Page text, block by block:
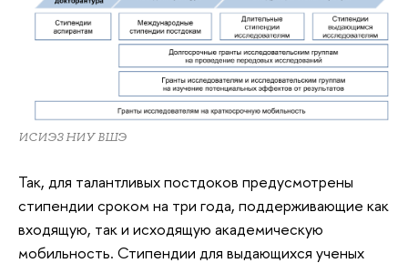
ИСИЭЗ НИУ ВШЭ
Так, для талантливых постдоков предусмотрены
стипендии сроком на три года, поддерживающие как
входящую, так и исходящую академическую
мобильность. Стипендии для выдающихся ученых